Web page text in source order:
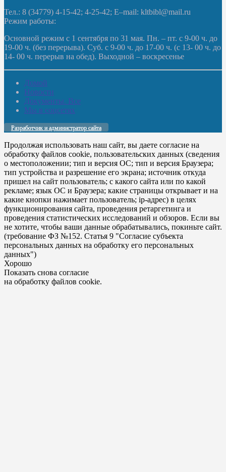
Тел.: 8 (34779) 4-15-42; 4-25-42; E–mail: kltbibl@mail.ru
Режим работы:
Основной режим с 1 сентября по 31 мая. Пн. – пт. с 9-00 ч. до
19-00 ч. (без перерыва). Суб. с 9-00 ч. до 17-00 ч. (с 13- 00 ч. до
14- 00 ч. перерыв на обед). Выходной – воскресенье
Домой
Новости
Документы. Все
Мы в соцсетях
Разработчик и администратор сайта
Продолжая использовать наш сайт, вы даете согласие на
обработку файлов cookie, пользовательских данных (сведения
о местоположении; тип и версия ОС; тип и версия Браузера;
тип устройства и разрешение его экрана; источник откуда
пришел на сайт пользователь; с какого сайта или по какой
рекламе; язык ОС и Браузера; какие страницы открывает и на
какие кнопки нажимает пользователь; ip-адрес) в целях
функционирования сайта, проведения ретаргетинга и
проведения статистических исследований и обзоров. Если вы
не хотите, чтобы ваши данные обрабатывались, покиньте сайт.
(требование ФЗ №152. Статья 9 "Согласие субъекта
персональных данных на обработку его персональных
данных")
Хорошо
Показать снова согласие
на обработку файлов cookie.